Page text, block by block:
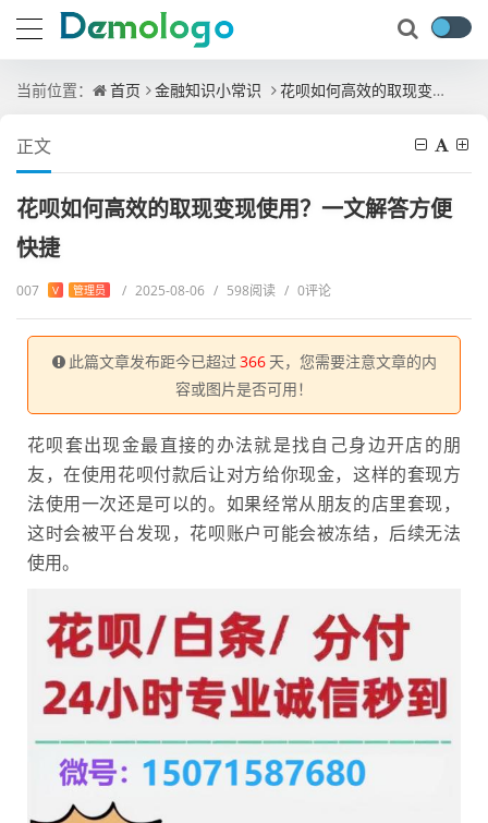
当前位置： 首页 金融知识小常识 花呗如何高效的取现变现使用？一文解答方便快捷
正文
花呗如何高效的取现变现使用？一文解答方便
快捷
007 V 管理员 / 2025-08-06 / 598阅读 / 0评论
此篇文章发布距今已超过 366 天，您需要注意文章的内
容或图片是否可用！
花呗套出现金最直接的办法就是找自己身边开店的朋
友，在使用花呗付款后让对方给你现金，这样的套现方
法使用一次还是可以的。如果经常从朋友的店里套现，
这时会被平台发现，花呗账户可能会被冻结，后续无法
使用。